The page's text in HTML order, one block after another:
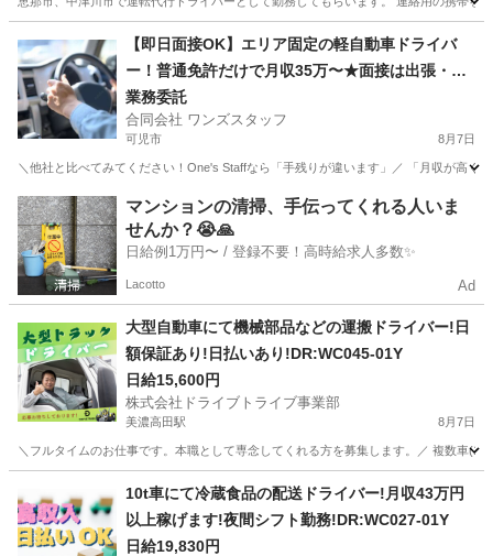
恵那駅 ドライバー 給料
【即日面接OK】エリア固定の軽自動車ドライバ
ー！普通免許だけで月収35万〜★面接は出張・オ
ンラインOK！車レンタルあり・直行直帰
業務委託
合同会社 ワンズスタッフ
可児市 8月7日
＼他社と比べてみてください！One's Staffなら「手残りが違います」／ 「月収が高
岐阜 可児市 ドライバー 置き配
マンションの清掃、手伝ってくれる人いま
せんか？😭🙏
日給例1万円〜 / 登録不要！高時給求人多数✨
Lacotto Ad
大型自動車にて機械部品などの運搬ドライバー!日
額保証あり!日払いあり!DR:WC045-01Y
日給15,600円
株式会社ドライブトライブ事業部
美濃高田駅 8月7日
＼フルタイムのお仕事です。本職として専念してくれる方を募集します。／ 複数車
美濃高田駅 ドライバー 番号
10t車にて冷蔵食品の配送ドライバー!月収43万円
以上稼げます!夜間シフト勤務!DR:WC027-01Y
日給19,830円